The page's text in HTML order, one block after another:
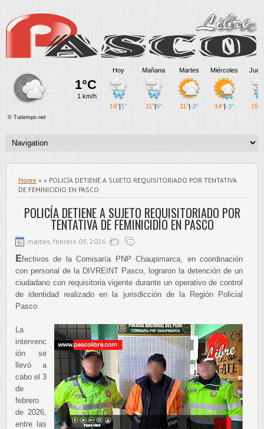
Home » » POLICÍA DETIENE A SUJETO REQUISITORIADO POR TENTATIVA
DE FEMINICIDIO EN PASCO
POLICÍA DETIENE A SUJETO REQUISITORIADO POR
TENTATIVA DE FEMINICIDIO EN PASCO
martes, febrero 03, 2026
Efectivos de la Comisaría PNP Chaupimarca, en coordinación
con personal de la DIVREINT Pasco, lograron la detención de un
ciudadano con requisitoria vigente durante un operativo de control
de identidad realizado en la jurisdicción de la Región Policial
Pasco.
La
intervenc
ión se
llevó a
cabo el 3
de
febrero
de 2026,
entre las